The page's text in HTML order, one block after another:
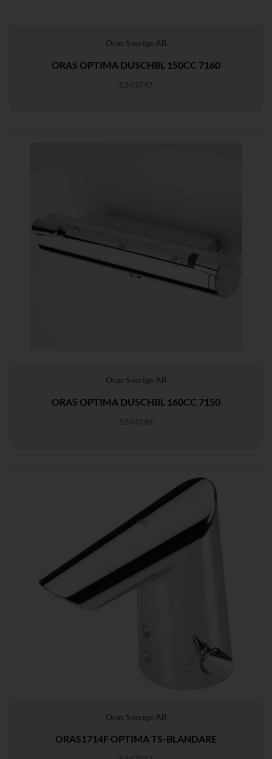
Oras Sverige AB
ORAS OPTIMA DUSCHBL 150CC 7160
8343747
Oras Sverige AB
ORAS OPTIMA DUSCHBL 160CC 7150
8343748
Oras Sverige AB
ORAS1714F OPTIMA TS-BLANDARE